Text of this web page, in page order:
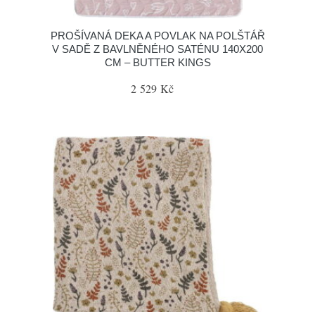
PROŠÍVANÁ DEKA A POVLAK NA POLŠTÁŘ
V SADĚ Z BAVLNĚNÉHO SATÉNU 140X200
CM – BUTTER KINGS
2 529 Kč